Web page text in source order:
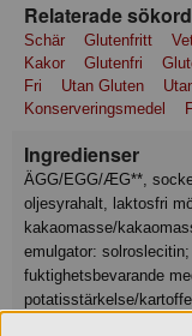
Relaterade sökord
Schär Glutenfritt
Kakor
Glutenfri
Fri
Utan Gluten
Konserveringsmedel
Ingredienser
ÄGG/EGG/ÆG**, socker/sukker, solrosolja/solsikkeolie med hög
oljesyrahalt, laktosfri
kakaomasse/
emulgator:
fuktighetsbevarande
potatisstärkelse/